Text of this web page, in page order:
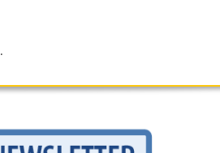
.